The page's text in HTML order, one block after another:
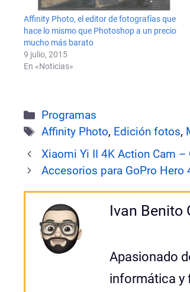
Affinity Photo, el editor de fotografías que
hace lo mismo que Photoshop a un precio
mucho más barato
9 julio, 2015
En «Noticias»
Categorías
Programas
Etiquetas
Affinity Photo, Edición fotos,
Xiaomi Yi II 4K Action Cam –
Accesorios para GoPro Hero
Ivan Benito
Apasionado
informática y